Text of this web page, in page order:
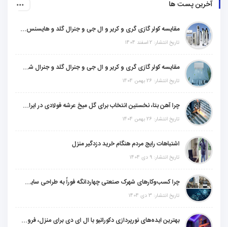
آخرین پست ها
مقایسه کولر گازی گری و کریر و ال جی و جنرال گلد و هایسنس و مدیا و اجنرال
تاریخ انتشار: 2 اسفند 1404
مقایسه کولر گازی گری و کریر و ال جی و جنرال گلد و جنرال شکار و سامسونگ و یونیوا
تاریخ انتشار: 26 بهمن 1404
چرا آهن بتا، نخستین انتخاب برای گل میخ عرشه فولادی در ایران است؟
تاریخ انتشار: 26 بهمن 1404
اشتباهات رایج مردم هنگام خرید دزدگیر منزل
تاریخ انتشار: 9 دی 1404
چرا کسب‌وکارهای شهرک صنعتی چهاردانگه فوراً به طراحی سایت نیاز دارند؟
تاریخ انتشار: 3 دی 1404
بهترین ایده‌های نورپردازی دکوراتیو با ال ای دی برای منزل، فروشگاه و دفتر کار